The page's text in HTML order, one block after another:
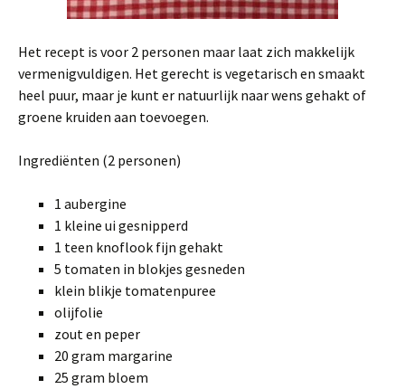
Het recept is voor 2 personen maar laat zich makkelijk
vermenigvuldigen. Het gerecht is vegetarisch en smaakt
heel puur, maar je kunt er natuurlijk naar wens gehakt of
groene kruiden aan toevoegen.
Ingrediënten (2 personen)
1 aubergine
1 kleine ui gesnipperd
1 teen knoflook fijn gehakt
5 tomaten in blokjes gesneden
klein blikje tomatenpuree
olijfolie
zout en peper
20 gram margarine
25 gram bloem